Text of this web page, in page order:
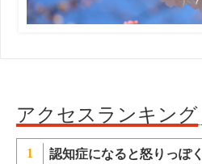
アクセスランキング
1 認知症になると怒りっぽ